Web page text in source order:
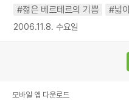
#젊은 베르테르의 기쁨
#넓이
2006.11.8. 수요일
모바일 앱 다운로드